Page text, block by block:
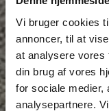
Vi bruger cookies
annoncer, til at
at analysere vores
din brug af vores
for sociale medier,
analysepartnere.